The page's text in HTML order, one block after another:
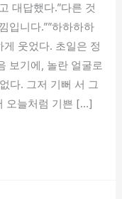
대답했다.”다른 것
입니다.””하하하하
게 웃었다. 초일은 정
보기에, 놀란 얼굴로
다. 그저 기뻐 서 그
오늘처럼 기쁜 […]